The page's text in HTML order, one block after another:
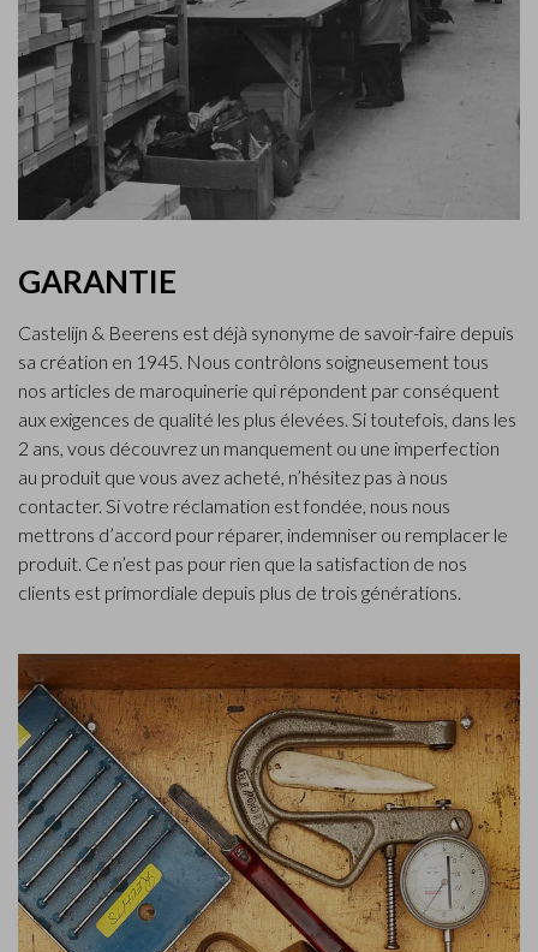
GARANTIE
Castelijn & Beerens est déjà synonyme de savoir-faire depuis
sa création en 1945. Nous contrôlons soigneusement tous
nos articles de maroquinerie qui répondent par conséquent
aux exigences de qualité les plus élevées. Si toutefois, dans les
2 ans, vous découvrez un manquement ou une imperfection
au produit que vous avez acheté, n’hésitez pas à nous
contacter. Si votre réclamation est fondée, nous nous
mettrons d’accord pour réparer, indemniser ou remplacer le
produit. Ce n’est pas pour rien que la satisfaction de nos
clients est primordiale depuis plus de trois générations.